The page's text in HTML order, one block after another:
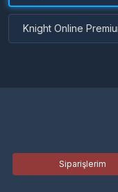
Knight Online
Siparişlerim